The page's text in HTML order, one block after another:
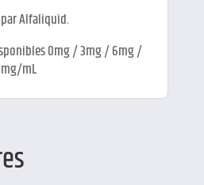
Alfaliquid.
0mg / 3mg / 6mg /
mL